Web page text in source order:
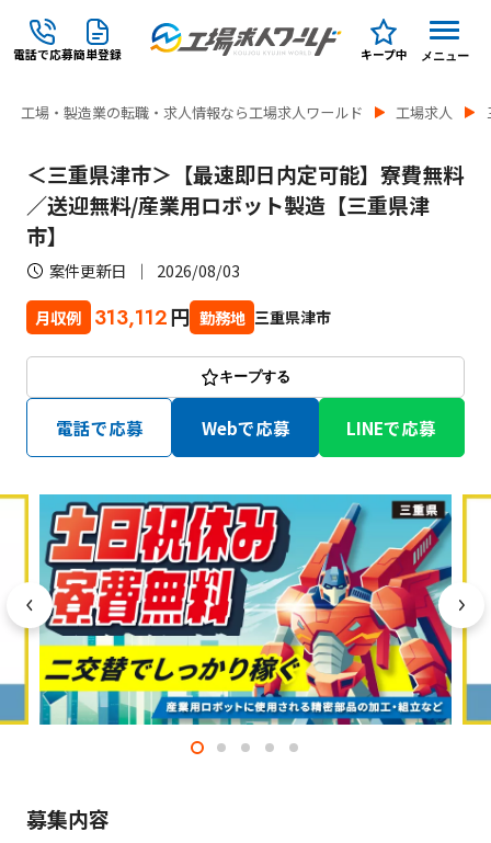
電話で応募簡単登録 キープ中 メニュー
工場・製造業の転職・求人情報なら工場求人ワールド 工場求人
＜三重県津市＞【最速即日内定可能】寮費無料
／送迎無料/産業用ロボット製造【三重県津
市】
案件更新日 2026/08/03
月収例 313,112円 勤務地 三重県津市
キープする
電話で応募 Webで応募 LINEで応募
募集内容